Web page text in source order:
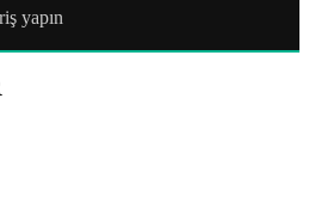
yapın